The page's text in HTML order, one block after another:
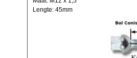
Lengte: 45mm